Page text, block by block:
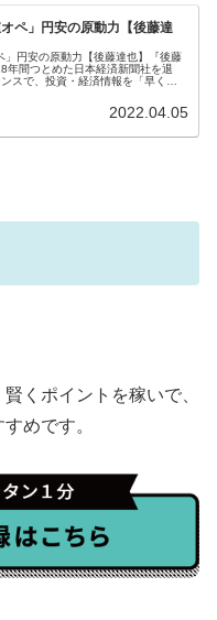
ペ」円安の原動力【後藤達
」円安の原動力【後藤達也】『後藤
年間つとめた日本経済新聞社を退
スで、投資・経済情報を「早く、
2022.04.05
くポイントを稼いで、
めです。